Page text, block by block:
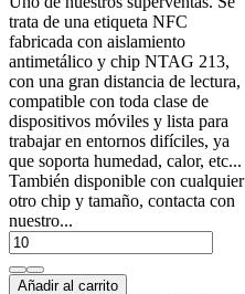
trata de una etiqueta NFC
fabricada con aislamiento
antimetálico y chip NTAG 213,
con una gran distancia de lectura,
compatible con toda clase de
dispositivos móviles y lista para
trabajar en entornos difíciles, ya
que soporta humedad, calor, etc...
También disponible con cualquier
otro chip y tamaño, contacta con
nuestro...
Añadir al carrito